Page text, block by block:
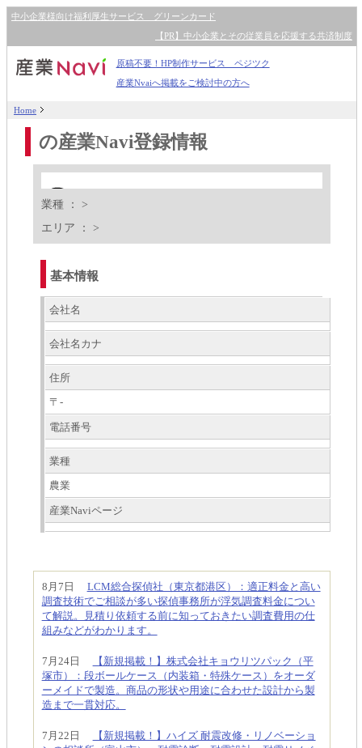
中小企業様向け福利厚生サービス グリーンカード
【PR】中小企業とその従業員を応援する共済制度
原稿不要！HP制作サービス ペジツク
産業Nvaiへ掲載をご検討中の方へ
Home
の産業Navi登録情報
業種 ： >
エリア ： >
基本情報
会社名
会社名カナ
住所
〒-
電話番号
業種
農業
産業Naviページ
8月7日 LCM総合探偵社（東京都港区）：適正料金と高い
調査技術でご相談が多い探偵事務所が浮気調査料金につい
て解説。見積り依頼する前に知っておきたい調査費用の仕
組みなどがわかります。
7月24日
【新規掲載！】株式会社キョウリツパック（平
塚市）：段ボールケース（内装箱・特殊ケース）をオーダ
ーメイドで製造。商品の形状や用途に合わせた設計から製
造まで一貫対応。
7月22日
【新規掲載！】ハイズ 耐震改修・リノベーショ